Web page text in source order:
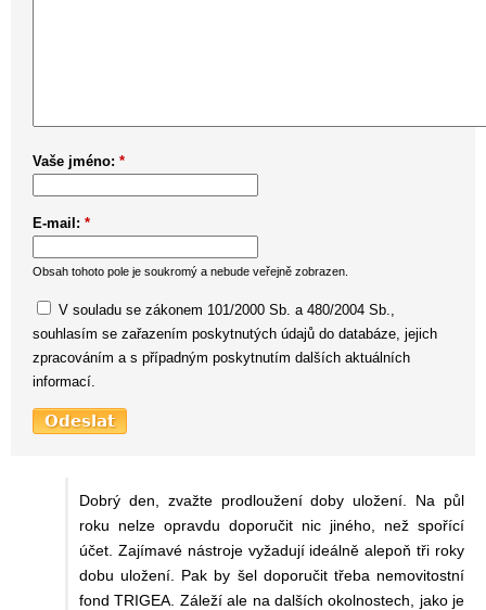
Vaše jméno: *
E-mail: *
Obsah tohoto pole je soukromý a nebude veřejně zobrazen.
V souladu se zákonem 101/2000 Sb. a 480/2004 Sb.,
souhlasím se zařazením poskytnutých údajů do databáze, jejich
zpracováním a s případným poskytnutím dalších aktuálních
informací.
Dobrý den, zvažte prodloužení doby uložení. Na půl
roku nelze opravdu doporučit nic jiného, než spořící
účet. Zajímavé nástroje vyžadují ideálně alepoň tři roky
dobu uložení. Pak by šel doporučit třeba nemovitostní
fond TRIGEA. Záleží ale na dalších okolnostech, jako je